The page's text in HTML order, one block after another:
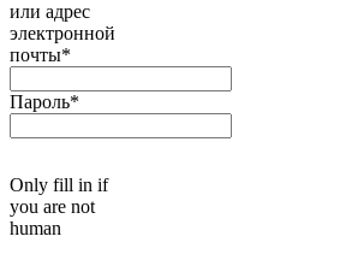
или адрес
электронной
почты*
Пароль*
Only fill in if
you are not
human